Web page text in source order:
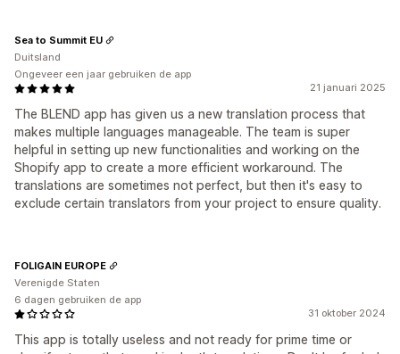
21 januari 2025
The BLEND app has given us a new translation process that
makes multiple languages manageable. The team is super
helpful in setting up new functionalities and working on the
Shopify app to create a more efficient workaround. The
translations are sometimes not perfect, but then it's easy to
exclude certain translators from your project to ensure quality.
Sea to Summit EU
Duitsland
Ongeveer een jaar gebruiken de app
31 oktober 2024
This app is totally useless and not ready for prime time or
FOLIGAIN EUROPE
Verenigde Staten
6 dagen gebruiken de app